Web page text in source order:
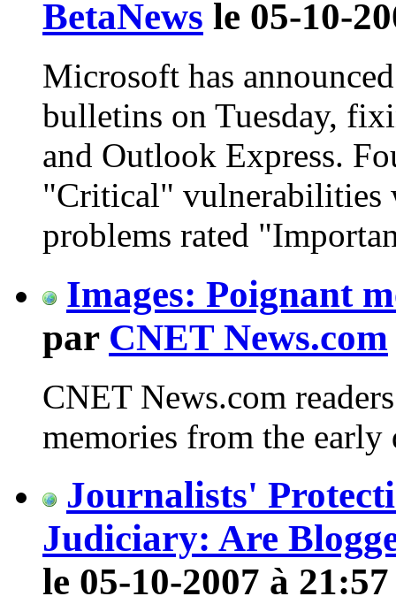
BetaNews le 05-10-
Microsoft has
bulletins on Tuesday,
and Outlook Express.
"Critical" vulnerabilities
problems rated
Images: Poignant
par CNET News.com
CNET News.com
memories from the
Journalists'
Judiciary: Are
le 05-10-2007 à 21:57